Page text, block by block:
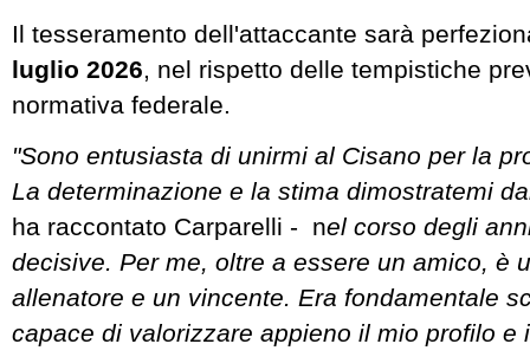
Il tesseramento dell'attaccante sarà
luglio 2026, nel rispetto delle tempistiche
normativa federale.
"Sono entusiasta di unirmi al Cisano per la
La determinazione e la stima dimostratemi
ha raccontato Carparelli - nel corso degli
decisive. Per me, oltre a essere un amico, è
allenatore e un vincente. Era fondamentale
capace di valorizzare appieno il mio profilo e